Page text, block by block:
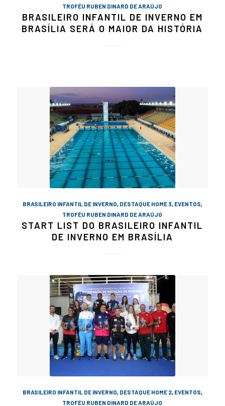
TROFÉU RUBEN DINARD DE ARAÚJO
BRASILEIRO INFANTIL DE INVERNO EM
BRASÍLIA SERÁ O MAIOR DA HISTÓRIA
BRASILEIRO INFANTIL DE INVERNO, DESTAQUE HOME 3, EVENTOS,
TROFÉU RUBEN DINARD DE ARAÚJO
START LIST DO BRASILEIRO INFANTIL
DE INVERNO EM BRASÍLIA
BRASILEIRO INFANTIL DE INVERNO, DESTAQUE HOME 2, EVENTOS,
TROFÉU RUBEN DINARD DE ARAÚJO